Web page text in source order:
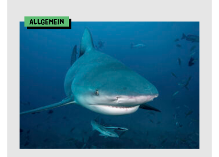
Allgemein